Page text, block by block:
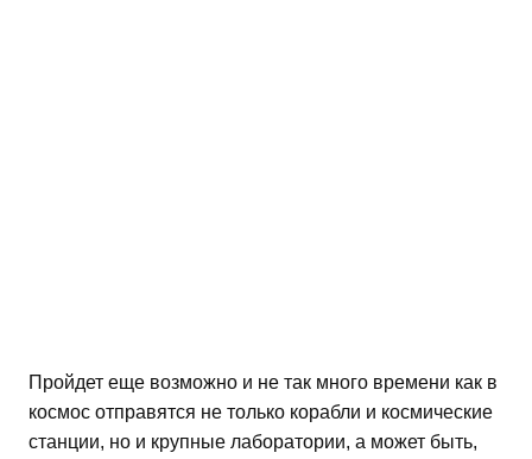
Пройдет еще возможно и не так много времени как в
космос отправятся не только корабли и космические
станции, но и крупные лаборатории, а может быть,